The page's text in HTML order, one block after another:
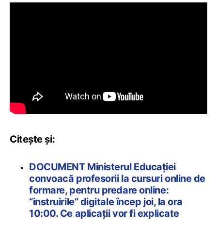
Citește și:
DOCUMENT Ministerul Educației
convoacă profesorii la cursuri online de
formare, pentru predare online:
“instruirile” digitale încep joi, la ora
10:00. Ce aplicații vor fi explicate